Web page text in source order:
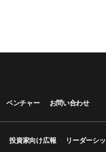
ベンチャー お問い合わせ
投資家向け広報 リーダーシ